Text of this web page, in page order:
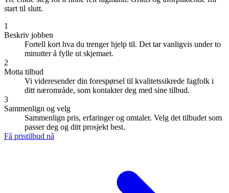
start til slutt.
1
Beskriv jobben
Fortell kort hva du trenger hjelp til. Det tar vanligvis under to
minutter å fylle ut skjemaet.
2
Motta tilbud
Vi videresender din forespørsel til kvalitetssikrede fagfolk i
ditt nærområde, som kontakter deg med sine tilbud.
3
Sammenlign og velg
Sammenlign pris, erfaringer og omtaler. Velg det tilbudet som
passer deg og ditt prosjekt best.
Få pristilbud nå